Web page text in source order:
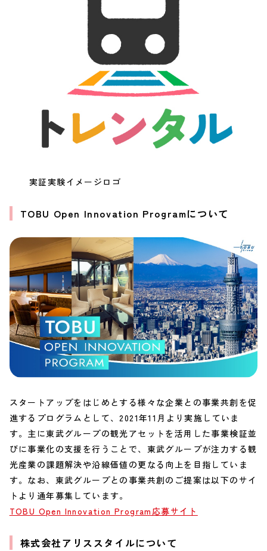
実証実験イメージロゴ
TOBU Open Innovation Programについて
スタートアップをはじめとする様々な企業との事業共創を促
進するプログラムとして、2021年11月より実施していま
す。主に東武グループの観光アセットを活用した事業検証並
びに事業化の支援を行うことで、東武グループが注力する観
光産業の課題解決や沿線価値の更なる向上を目指していま
す。なお、東武グループとの事業共創のご提案は以下のサイ
トより通年募集しています。
TOBU Open Innovation Program応募サイト
株式会社アリススタイルについて